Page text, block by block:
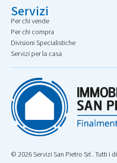
© 2026 Servizi San Pietro Srl . Tutti i
Servizi
Per chi vende
Per chi compra
Divisioni Specialistiche
Servizi per la casa